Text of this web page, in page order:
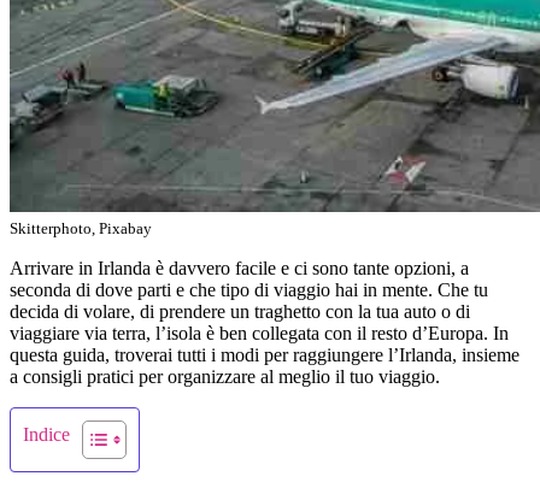
Skitterphoto, Pixabay
Arrivare in Irlanda è davvero facile e ci sono tante opzioni, a
seconda di dove parti e che tipo di viaggio hai in mente. Che tu
decida di volare, di prendere un traghetto con la tua auto o di
viaggiare via terra, l’isola è ben collegata con il resto d’Europa. In
questa guida, troverai tutti i modi per raggiungere l’Irlanda, insieme
a consigli pratici per organizzare al meglio il tuo viaggio.
Indice